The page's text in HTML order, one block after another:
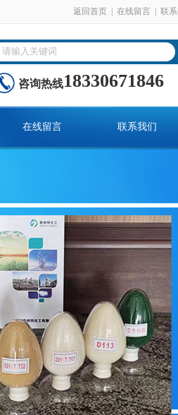
返回首页 在线留言 联
咨询热线18330671846
在线留言 联系我们